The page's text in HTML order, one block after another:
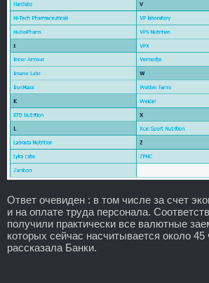
Ответ очевиден : в том числе за счет
и на оплате труда персонала.
получили практически все валютные
которых сейчас насчитывается около 45
рассказала Банки.